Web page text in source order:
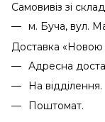
Самовивіз зі
м. Буча, вул.
Доставка «Новою
Адресна
На відділення.
Поштомат.